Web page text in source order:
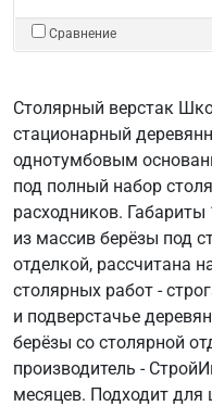
Сравнение
Столярный верстак
стационарный
однотумбовым
под полный набор
расходников.
из массив берёзы под
отделкой, рассчитана
столярных работ -
и подверстачье
берёзы со столярной
производитель -
месяцев. Подходит для